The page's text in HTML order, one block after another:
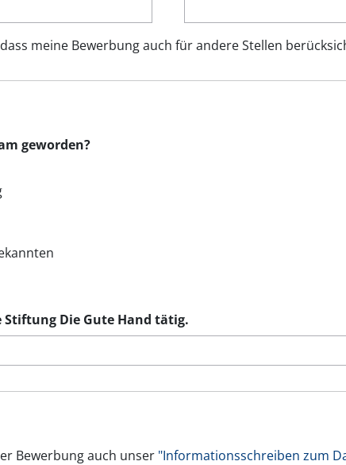
meine Bewerbung auch für andere Stellen
geworden?
Die Gute Hand tätig.
Bewerbung auch unser "Informationsschreiben zum